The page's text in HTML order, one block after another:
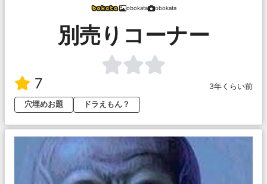
obokata obokata
別売りコーナー
7
3年くらい前
穴埋めお題
ドラえもん？